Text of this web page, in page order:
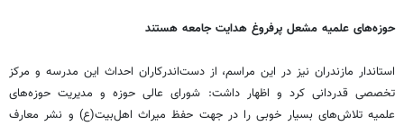
حوزه‌های علمیه مشعل پرفروغ هدایت جامعه هستند
استاندار مازندران نیز در این مراسم، از دست‌اندرکاران احداث این مدرسه و مرکز
تخصصی قدردانی کرد و اظهار داشت: شورای عالی حوزه و مدیریت حوزه‌های
علمیه تلاش‌های بسیار خوبی را در جهت حفظ میراث اهل‌بیت(ع) و نشر معارف